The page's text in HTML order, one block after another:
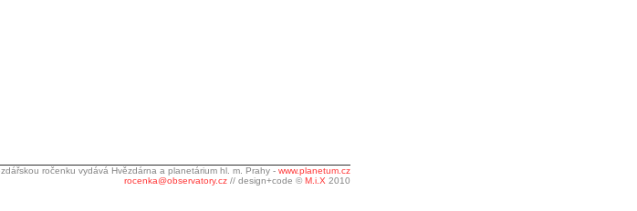
ročenku vydává Hvězdárna a planetárium hl. m. Prahy - www.planetum.cz
rocenka@observatory.cz // design+code © M.i.X 2010